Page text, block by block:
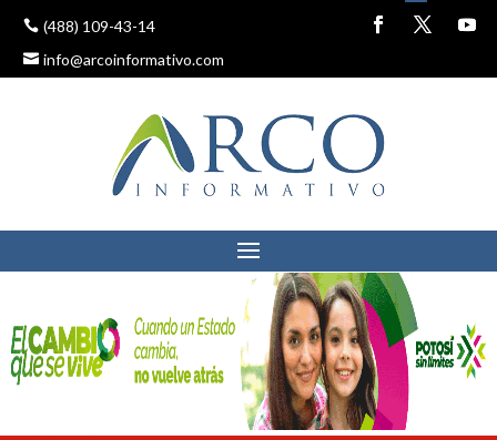
(488) 109-43-14
info@arcoinformativo.com